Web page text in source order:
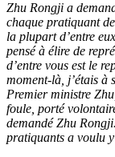
Zhu Rongji a
chaque pratiquant
la plupart d’entre
pensé à élire de
d’entre vous est le
moment-là, j’étais à
Premier ministre
foule, porté
demandé Zhu
pratiquants a voulu